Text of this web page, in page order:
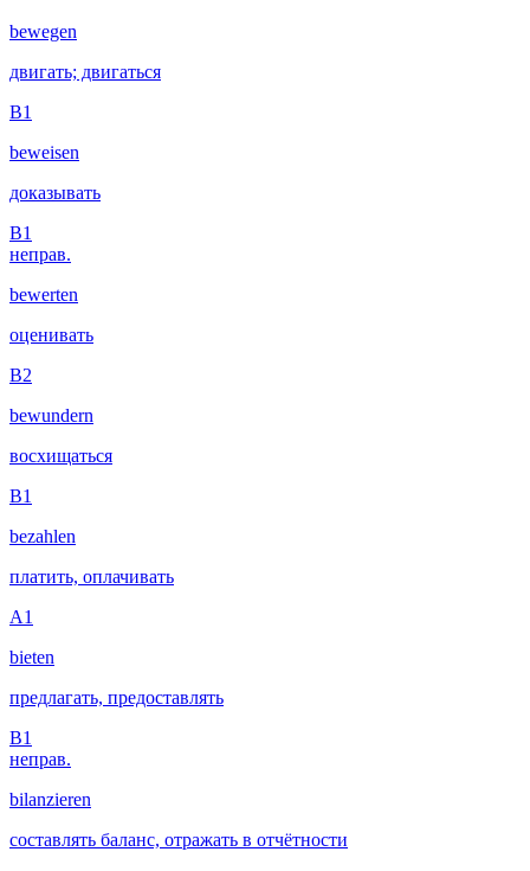
bewegen
двигать; двигаться
B1
beweisen
доказывать
B1
неправ.
bewerten
оценивать
B2
bewundern
восхищаться
B1
bezahlen
платить, оплачивать
A1
bieten
предлагать, предоставлять
B1
неправ.
bilanzieren
составлять баланс, отражать в отчётности